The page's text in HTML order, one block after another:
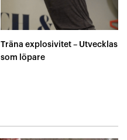
Träna explosivitet – Utvecklas
som löpare